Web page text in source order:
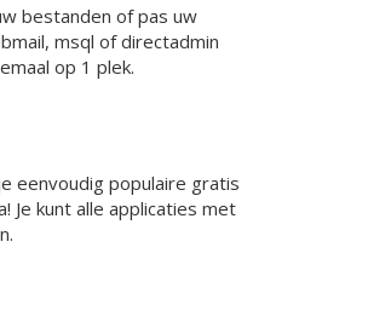
bestanden of pas uw
msql of directadmin
op 1 plek.
eenvoudig populaire gratis
Je kunt alle applicaties met